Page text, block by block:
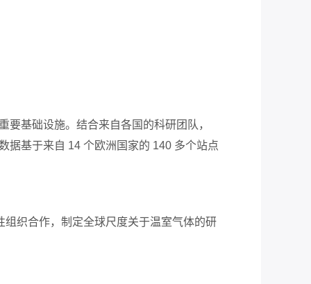
要基础设施。 结合来自各国的科研团队，
据基于来自 14 个欧洲国家的 140 多个站点
组织合作，制定全球尺度关于温室气体的研